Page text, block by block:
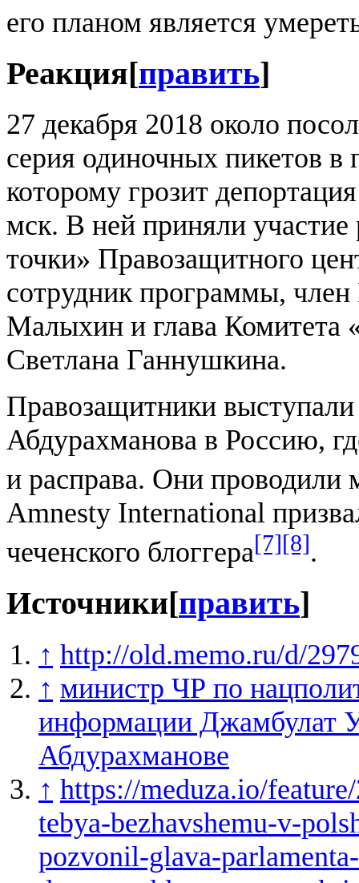
его планом является
Реакция[править]
27 декабря 2018 около
серия одиночных пикетов
которому грозит
мск. В ней приняли
точки» Правозащитного
сотрудник программы,
Малыхин и глава Комитета
Светлана Ганнушкина.
Правозащитники
Абдурахманова в Россию,
и расправа. Они проводили
Amnesty International
чеченского блоггера[7][8].
Источники[править]
↑ http://old.memo.ru/d/
↑ министр ЧР по
информации Джамбулат
Абдурахманове
↑ https://meduza.io/
tebya-bezhavshemu-v-
pozvonil-glava-